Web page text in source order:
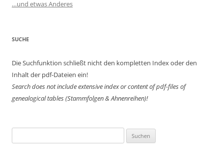
…und etwas Anderes
SUCHE
Die Suchfunktion schließt nicht den kompletten Index oder den
Inhalt der pdf-Dateien ein!
Search does not include extensive index or content ofpdf-files of
genealogical tables (Stammfolgen & Ahnenreihen)!
nach: